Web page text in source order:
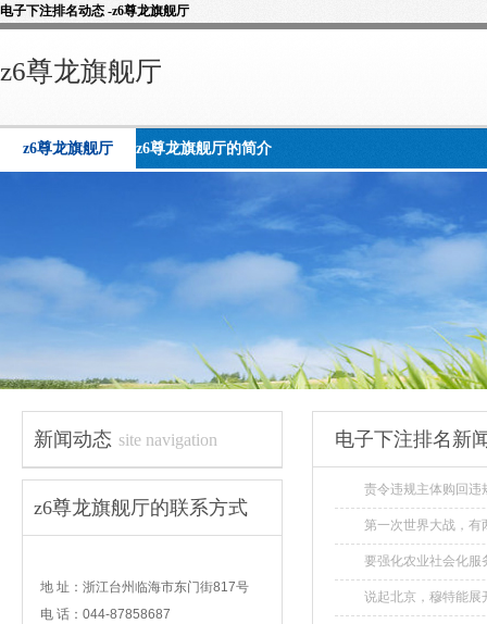
电子下注排名动态 -z6尊龙旗舰厅
z6尊龙旗舰厅
z6尊龙旗舰厅 z6尊龙旗舰厅的简介
新闻动态 site navigation
z6尊龙旗舰厅的联系方式
地 址：浙江台州临海市东门街817号
电 话：044-87858687
电子下注排名新
责令违规主体购回违
第一次世界大战，有
要强化农业社会化服
好地等问题就会迎刃
说起北京，穆特能展